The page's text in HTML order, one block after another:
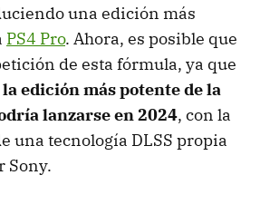
una edición más
PS4 Pro. Ahora, es posible que
de esta fórmula, ya que
la edición más potente de la
lanzarse en 2024, con la
una tecnología DLSS propia
Sony.